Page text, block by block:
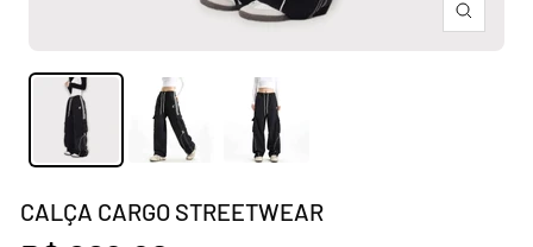
Zoom
CALÇA CARGO STREETWEAR